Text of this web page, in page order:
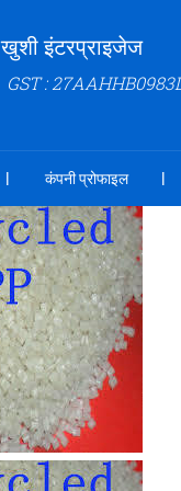
खुशी इंटरप्राइजेज
GST :
कंपनी प्रोफाइल